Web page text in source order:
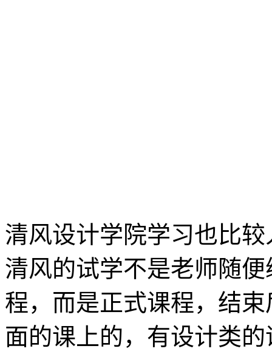
清风设计学院学习也比
清风的试学不是老师随
程，而是正式课程，结
面的课上的，有设计类